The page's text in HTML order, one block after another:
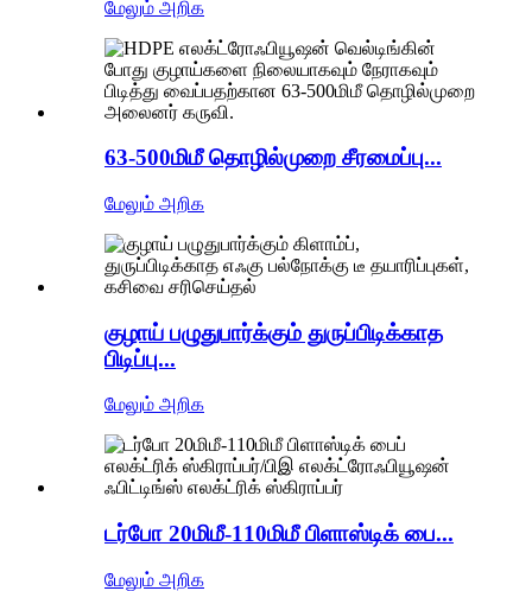
மேலும் அறிக
63-500மிமீ தொழில்முறை சீரமைப்பு...
மேலும் அறிக
குழாய் பழுதுபார்க்கும் துருப்பிடிக்காத
பிடிப்பு...
மேலும் அறிக
டர்போ 20மிமீ-110மிமீ பிளாஸ்டிக் பை...
மேலும் அறிக